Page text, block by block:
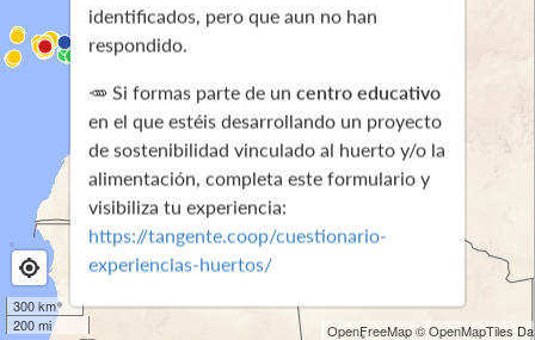
300 km
200 mi
OpenFreeMap© OpenMapTiles
identificados, pero que aun no han
respondido.
🥕 Si formas parte de un centro educativo
en el que estéis desarrollando un proyecto
de sostenibilidad vinculado al huerto y/o la
alimentación, completa este formulario y
visibiliza tu experiencia:
https://tangente.coop/cuestionario-
experiencias-huertos/
Si perteneces a unaadministración pública